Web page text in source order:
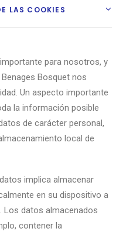
LAS COOKIES
para nosotros, y
Bosquet nos
Un aspecto importante
la información posible
de carácter personal,
local de
implica almacenar
en su dispositivo a
Los datos almacenados
contener la